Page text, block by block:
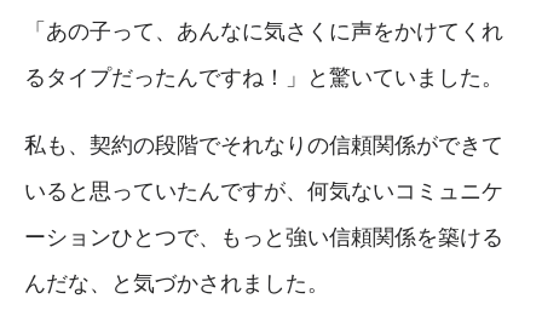
「あの子って、あんなに気さくに声をかけてくれ
るタイプだったんですね！」と驚いていました。
私も、契約の段階でそれなりの信頼関係ができて
いると思っていたんですが、何気ないコミュニケ
ーションひとつで、もっと強い信頼関係を築ける
んだな、と気づかされました。